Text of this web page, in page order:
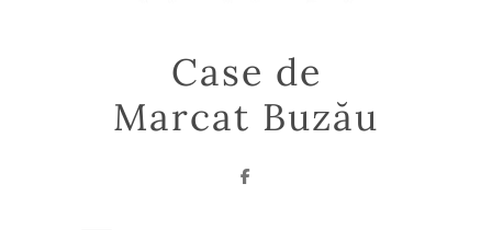
Case de
Marcat Buzău
Facebook